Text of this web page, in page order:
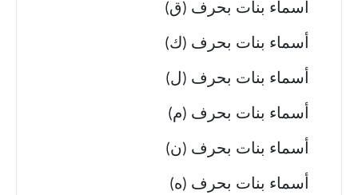
أسماء بنات بحرف (ق)
أسماء بنات بحرف (ك)
أسماء بنات بحرف (ل)
أسماء بنات بحرف (م)
أسماء بنات بحرف (ن)
أسماء بنات بحرف (ه)